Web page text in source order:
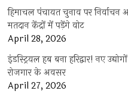
हिमाचल पंचायत चुनाव पर
मतदान केंद्रों में पड़ेंगे वोट
April 28, 2026
इंडस्ट्रियल हब बना हरिद्वार! नए
रोजगार के अवसर
April 27, 2026